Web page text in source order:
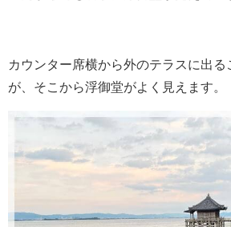
カウンター席横から外のテラスに出る
が、そこから浮御堂がよく見えます。